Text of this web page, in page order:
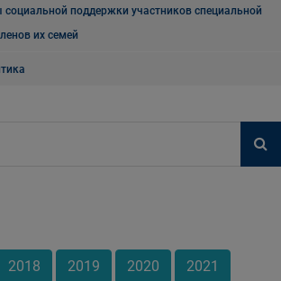
поддержки участников специальной
их семей
2018 2019 2020 2021